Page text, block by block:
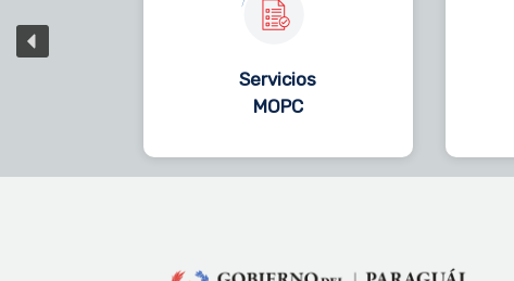
Servicios
MOPC